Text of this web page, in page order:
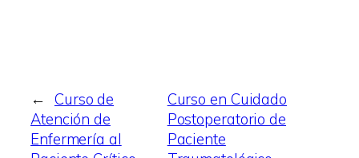
← Curso de
Atención de
Enfermería al
Curso en Cuidado
Postoperatorio de
Paciente